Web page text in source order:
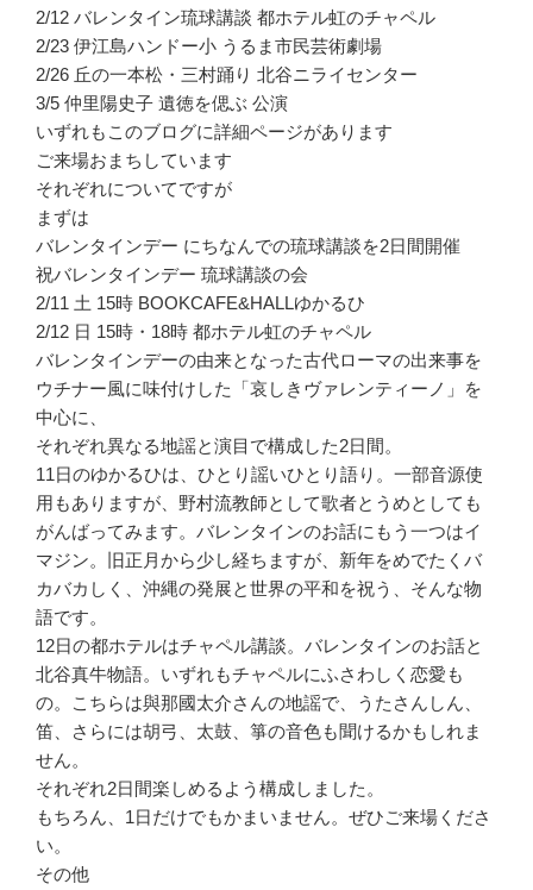
2/12 バレンタイン琉球講談 都ホテル虹のチャペル
2/23 伊江島ハンドー小 うるま市民芸術劇場
2/26 丘の一本松・三村踊り 北谷ニライセンター
3/5 仲里陽史子 遺徳を偲ぶ 公演
いずれもこのブログに詳細ページがあります
ご来場おまちしています
それぞれについてですが
まずは
バレンタインデー にちなんでの琉球講談を2日間開催
祝バレンタインデー 琉球講談の会
2/11 土 15時 BOOKCAFE&HALLゆかるひ
2/12 日 15時・18時 都ホテル虹のチャペル
バレンタインデーの由来となった古代ローマの出来事を
ウチナー風に味付けした「哀しきヴァレンティーノ」を
中心に、
それぞれ異なる地謡と演目で構成した2日間。
11日のゆかるひは、ひとり謡いひとり語り。一部音源使
用もありますが、野村流教師として歌者とうめとしても
がんばってみます。バレンタインのお話にもう一つはイ
マジン。旧正月から少し経ちますが、新年をめでたくバ
カバカしく、沖縄の発展と世界の平和を祝う、そんな物
語です。
12日の都ホテルはチャペル講談。バレンタインのお話と
北谷真牛物語。いずれもチャペルにふさわしく恋愛も
の。こちらは與那國太介さんの地謡で、うたさんしん、
笛、さらには胡弓、太鼓、箏の音色も聞けるかもしれま
せん。
それぞれ2日間楽しめるよう構成しました。
もちろん、1日だけでもかまいません。ぜひご来場くださ
い。
その他